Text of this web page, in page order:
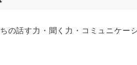
の話す力・聞く力・コミュニケー